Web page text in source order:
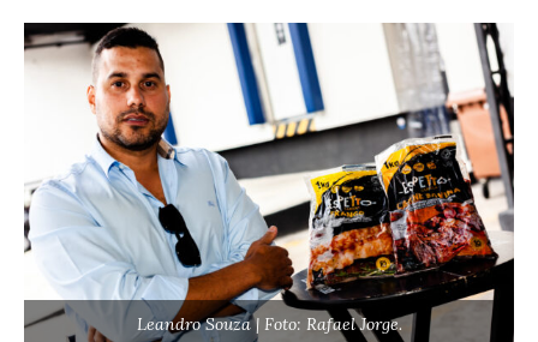
Leandro Souza | Foto: Rafael Jorge.